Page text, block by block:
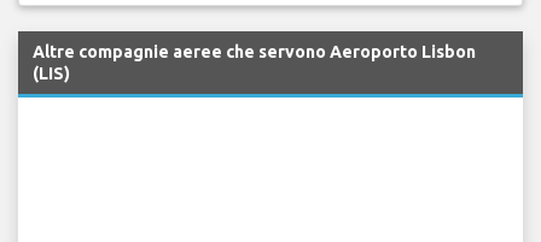
Altre compagnie aeree che servono Aeroporto Lisbon
(LIS)